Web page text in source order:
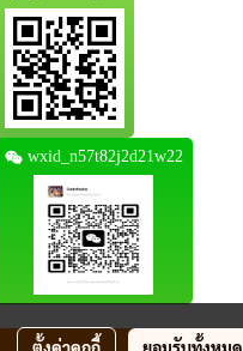
wxid_n57t82j2d21w22